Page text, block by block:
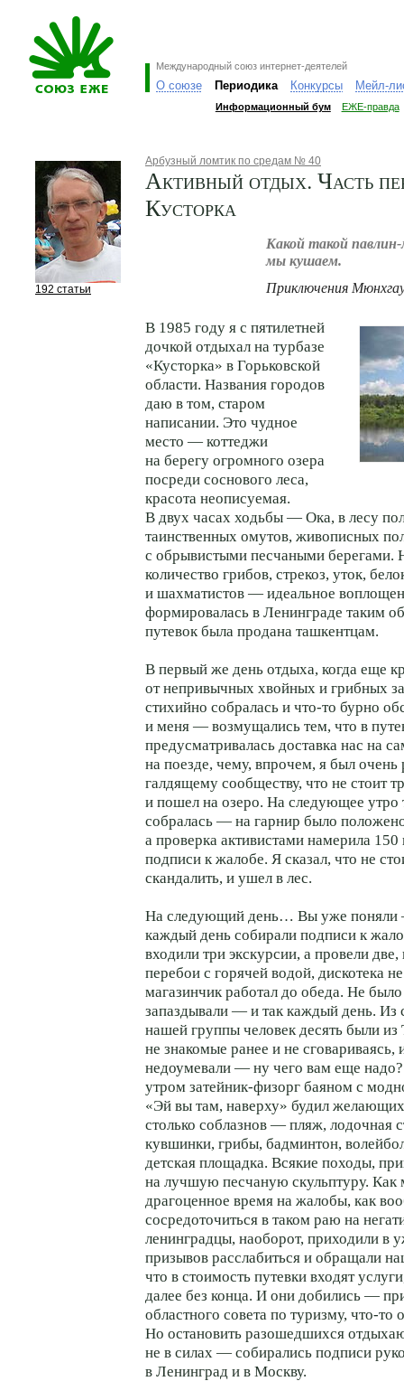
Международный союз интернет-деятелей
О союзе Периодика Конкурсы Мейл-
Информационный бум ЕЖЕ-правда
192 статьи
Арбузный ломтик по средам № 40
Активный отдых. Часть
Кусторка
Какой такой
мы кушаем.
Приключения
В 1985 году я с пятилетней
дочкой отдыхал на турбазе
«Кусторка» в Горьковской
области. Названия городов
даю в том, старом
написании. Это чудное
место — коттеджи
на берегу огромного озера
посреди соснового леса,
красота неописуемая.
В двух часах ходьбы — Ока, в лесу
таинственных омутов, живописных
с обрывистыми песчаными берегами.
количество грибов, стрекоз, уток,
и шахматистов — идеальное
формировалась в Ленинграде таким
путевок была продана ташкентцам.
В первый же день отдыха, когда еще
от непривычных хвойных и грибных
стихийно собралась и что-то бурно
и меня — возмущались тем, что в
предусматривалась доставка нас на
на поезде, чему, впрочем, я был очень
галдящему сообществу, что не стоит
и пошел на озеро. На следующее утро
собралась — на гарнир было
а проверка активистами намерила
подписи к жалобе. Я сказал, что не
скандалить, и ушел в лес.
На следующий день… Вы уже поняли
каждый день собирали подписи к
входили три экскурсии, а провели
перебои с горячей водой, дискотека
магазинчик работал до обеда. Не было
запаздывали — и так каждый день. Из
нашей группы человек десять были
не знакомые ранее и не сговариваясь,
недоумевали — ну чего вам еще
утром затейник-физорг баяном с
«Эй вы там, наверху» будил
столько соблазнов — пляж, лодочная
кувшинки, грибы, бадминтон,
детская площадка. Всякие походы,
на лучшую песчаную скульптуру. Как
драгоценное время на жалобы, как
сосредоточиться в таком раю на
ленинградцы, наоборот, приходили в
призывов расслабиться и обращали
что в стоимость путевки входят
далее без конца. И они добились —
областного совета по туризму, что-то
Но остановить разошедшихся
не в силах — собирались подписи
в Ленинград и в Москву.